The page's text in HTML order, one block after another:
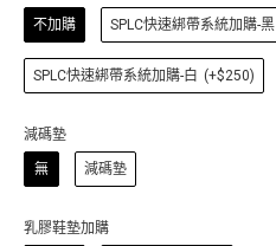
不加購 SPLC快速綁帶系統加購-黑
SPLC快速綁帶系統加購-白 (+$250)
減碼墊
無 減碼墊
乳膠鞋墊加購